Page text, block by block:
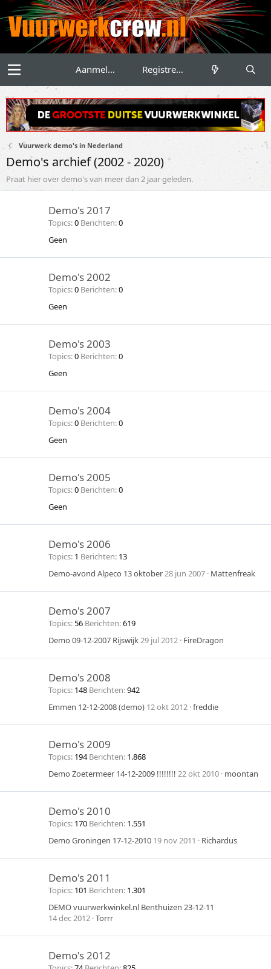
Aanmelden Registreren
Vuurwerk demo's in Nederland
Demo's archief (2002 - 2020)
Praat hier over demo's van meer dan 2 jaar geleden.
Demo's 2017
Topics 0 Berichten 0
Geen
Demo's 2002
Topics 0 Berichten 0
Geen
Demo's 2003
Topics 0 Berichten 0
Geen
Demo's 2004
Topics 0 Berichten 0
Geen
Demo's 2005
Topics 0 Berichten 0
Geen
Demo's 2006
Topics 1 Berichten 13
Demo-avond Alpeco 13 oktober28 jun 2007 Mattenfreak
Demo's 2007
Topics 56 Berichten 619
Demo 09-12-2007 Rijswijk29 jul 2012 FireDragon
Demo's 2008
Topics 148 Berichten 942
Emmen 12-12-2008 (demo) 12 okt 2012 freddie
Demo's 2009
Topics 194 Berichten 1.868
Demo Zoetermeer 14-12-2009 !!!!!!!! 22 okt 2010 moontan
Demo's 2010
Topics 170 Berichten 1.551
Demo Groningen 17-12-2010 19 nov 2011 Richardus
Demo's 2011
Topics 101 Berichten 1.301
DEMO vuurwerkwinkel.nl Benthuizen 23-12-11
14 dec 2012 Torrr
Demo's 2012